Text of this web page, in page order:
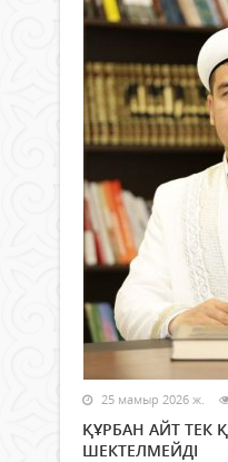
25 мамыр 2026 ж.
ҚҰРБАН АЙТ ТЕК
ШЕКТЕЛМЕЙДІ